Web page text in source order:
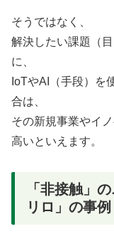
そうではなく、
解決したい課題（
に、
IoTやAI（手段）を
合は、
その新規事業やイ
高いといえます。
「非接触」
リロ」の事例